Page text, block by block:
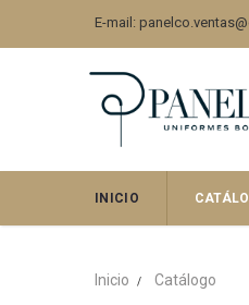
E-mail:
INICIO
Inicio Catálogo